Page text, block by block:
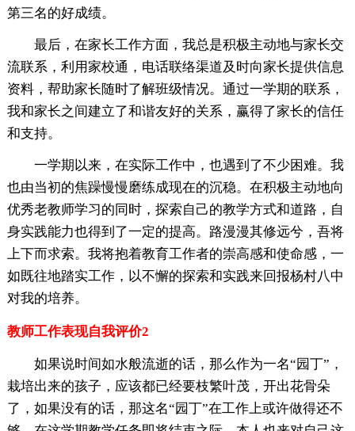
第三名的好成绩。
最后，在家长工作方面，我总是积极主动地与家长交
流联系，利用家校通，电话联络渠道及时向家长提供信息
资料，帮助家长随时了解班级情况。通过一学期的联系，
我和家长之间建立了和谐友好的关系，赢得了家长的信任
和支持。
一学期以来，在实际工作中，也遇到了不少困难。我
也由当初的焦躁慢慢磨练成现在的沉稳。在积极主动地向
优秀老教师学习的同时，探索自己的教学方式和道路，自
身实践能力也得到了一定的提高。路漫漫其修远兮，吾将
上下而求索。我将抱着教育工作者的崇高感和使命感，一
如既往地踏实工作，以不懈的探索和实践来回报杨村八中
对我的培养。
教师工作表现自我评价2
如果说时间如水般流逝的话，那么作为一名“园丁”，
栽培出来的孩子，应该都已经要枝繁叶茂，开出花骨朵
了，如果没有的话，那这名“园丁”在工作上或许做得还不